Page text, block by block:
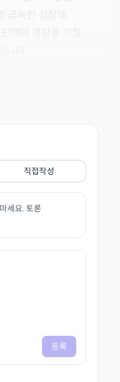
급속한 성장에
매에 영향을 끼칠
직접작성
세요. 토론
등록